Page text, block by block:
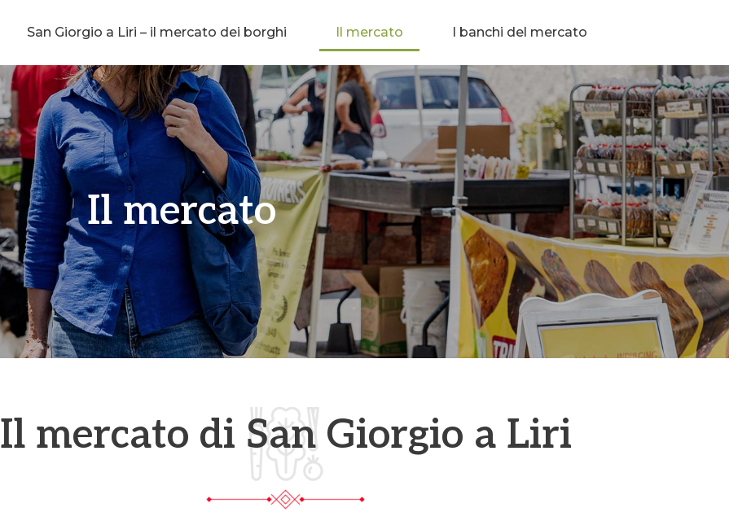
San Giorgio a Liri – il mercato dei borghi Il mercato I banchi del mercato
Il mercato
Il mercato di San Giorgio a Liri